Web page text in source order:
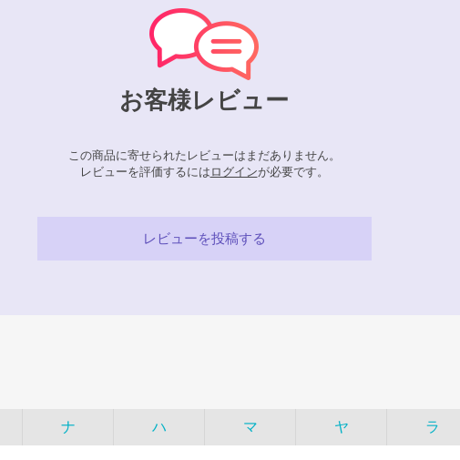
お客様レビュー
この商品に寄せられたレビューはまだありません。
レビューを評価するには ログインが必要です。
レビューを投稿する
ナ ハ マ ヤ ラ